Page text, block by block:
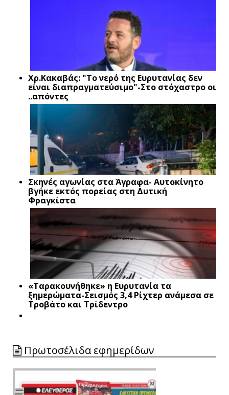
Xρ.Κακαβάς: "Το νερό της Ευρυτανίας δεν
είναι διαπραγματεύσιμο"-Στο στόχαστρο οι
..απόντες
Σκηνές αγωνίας στα Άγραφα- Αυτοκίνητο
βγήκε εκτός πορείας στη Δυτική
Φραγκίστα
«Ταρακουνήθηκε» η Ευρυτανία τα
ξημερώματα-Σεισμός 3,4 Ρίχτερ ανάμεσα σε
Τροβάτο και Τρίδεντρο
Πρωτοσέλιδα εφημερίδων